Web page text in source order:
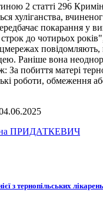
2 статті 296
хуліганства,
покарання у
до чотирьох
Раніше вона
За побиття матері
роботи, обмеження
з тернопільських